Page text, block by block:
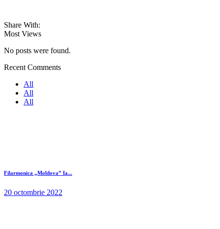
Share With:
Most Views
No posts were found.
Recent Comments
All
All
All
Filarmonica „Moldova” Ia...
20 octombrie 2022